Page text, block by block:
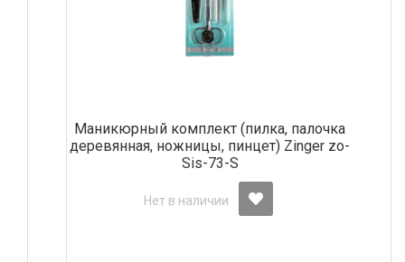
Маникюрный комплект (пилка, палочка
деревянная, ножницы, пинцет) Zinger zo-
Sis-73-S
Нет в наличии